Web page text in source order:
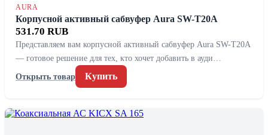
AURA
Корпусной активный сабвуфер Aura SW-T20A
531.70 RUB
Представляем вам корпусной активный сабвуфер Aura SW-T20A
— готовое решение для тех, кто хочет добавить в ауди…
Открыть товар
Купить